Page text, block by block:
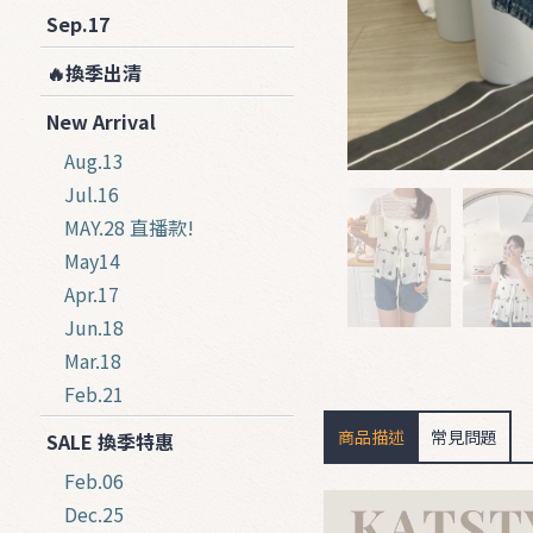
Sep.17
🔥換季出清
New Arrival
Aug.13
Jul.16
MAY.28 直播款!
May14
Apr.17
Jun.18
Mar.18
Feb.21
SALE 換季特惠
Feb.06
Dec.25
商品描述 常見問題